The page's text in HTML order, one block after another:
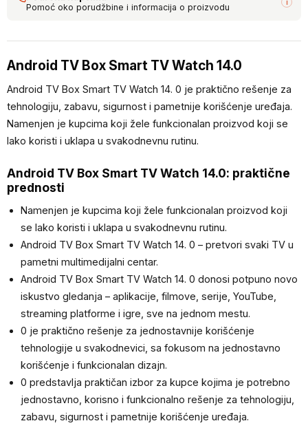
Pomoć oko porudžbine i informacija o proizvodu i
Android TV Box Smart TV Watch 14.0
Android TV Box Smart TV Watch 14. 0 je praktično rešenje za
tehnologiju, zabavu, sigurnost i pametnije korišćenje uređaja.
Namenjen je kupcima koji žele funkcionalan proizvod koji se
lako koristi i uklapa u svakodnevnu rutinu.
Android TV Box Smart TV Watch 14.0: praktične
prednosti
Namenjen je kupcima koji žele funkcionalan proizvod koji
se lako koristi i uklapa u svakodnevnu rutinu.
Android TV Box Smart TV Watch 14. 0 – pretvori svaki TV u
pametni multimedijalni centar.
Android TV Box Smart TV Watch 14. 0 donosi potpuno novo
iskustvo gledanja – aplikacije, filmove, serije, YouTube,
streaming platforme i igre, sve na jednom mestu.
0 je praktično rešenje za jednostavnije korišćenje
tehnologije u svakodnevici, sa fokusom na jednostavno
korišćenje i funkcionalan dizajn.
0 predstavlja praktičan izbor za kupce kojima je potrebno
jednostavno, korisno i funkcionalno rešenje za tehnologiju,
zabavu, sigurnost i pametnije korišćenje uređaja.